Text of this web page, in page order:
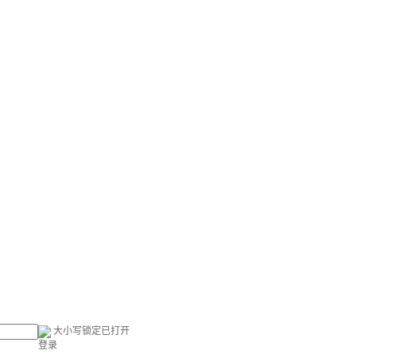
大小写锁定已打开
登录